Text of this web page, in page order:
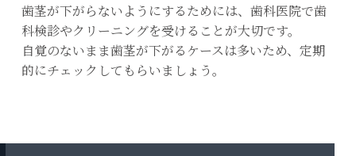
歯茎が下がらないようにするためには、歯科医院で歯
科検診やクリーニングを受けることが大切です。
自覚のないまま歯茎が下がるケースは多いため、定期
的にチェックしてもらいましょう。